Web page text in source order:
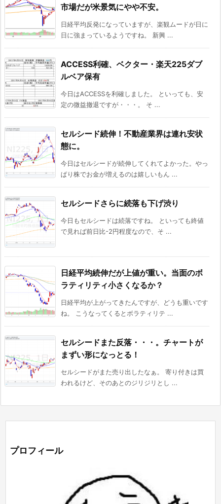
市場だが米景気にやや不安。
日経平均反発になっていますが、楽観ムードが日に
日に強まっているようですね。 新興 ...
ACCESS利確、ベクター・楽天225ダブ
ルベア保有
今日はACCESSを利確しました。 といっても、安
定の微益撤退ですが・・・。 そ ...
セルシード続伸！不動産業界は連れ安状
態に。
今日はセルシードが続伸してくれてよかった。やっ
ぱり株でお金が増えるのは嬉しいもん ...
セルシードさらに続落も下げ渋り
今日もセルシードは続落ですね。 といっても終値
で見れば前日比-2円程度なので、そ ...
日経平均続伸だが上値が重い。当面のボ
ラティリティ小さくなるか？
日経平均が上がってきたんですが、どうも重いです
ね。 こうなってくるとボラティリテ ...
セルシードまた反落・・・。チャートが
まずい形になっとる！
セルシードがまた売り出したなぁ。 寄り付きは買
われるけど、そのあとのジリジリとし ...
プロフィール